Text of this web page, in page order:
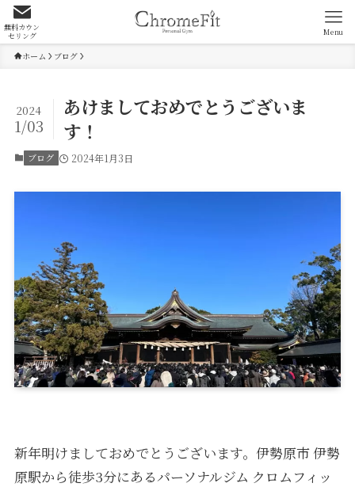
無料カウン
セリング Menu
ホーム ブログ
あけましておめでとうございま
す！
2024
1/03
ブログ 2024年1月3日
新年明けましておめでとうございます。伊勢原市 伊勢
原駅から徒歩3分にあるパーソナルジム クロムフィッ